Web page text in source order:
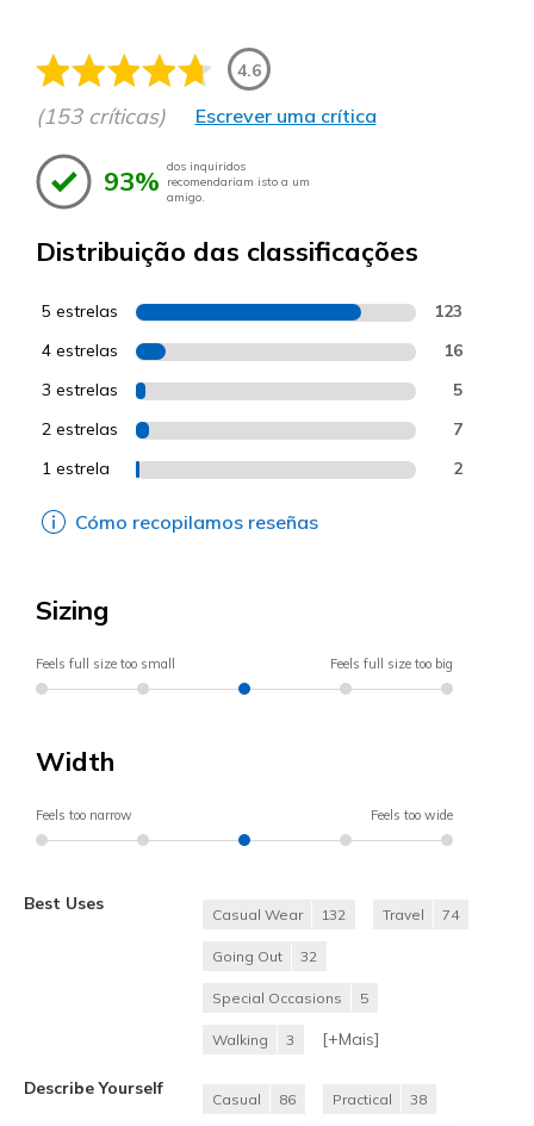
4.6
(153 críticas) Escrever uma crítica
93% dos inquiridos
recomendariam isto a um
amigo.
Distribuição das classificações
5 estrelas 123
4 estrelas 16
3 estrelas 5
2 estrelas 7
1 estrela 2
Cómo recopilamos reseñas
Sizing
Feels full size too small Feels full size too big
Width
Feels too narrow Feels too wide
Best Uses
Casual Wear 132 Travel 74
Going Out 32
Special Occasions 5
Walking 3 [+Mais]
Describe Yourself
Casual 86 Practical 38